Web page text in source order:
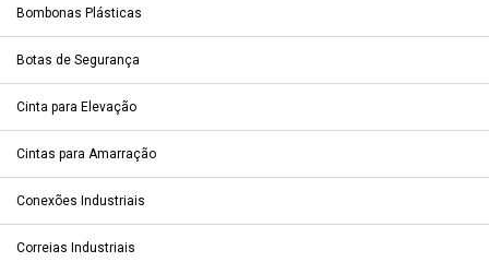
Bombonas Plásticas
Botas de Segurança
Cinta para Elevação
Cintas para Amarração
Conexões Industriais
Correias Industriais